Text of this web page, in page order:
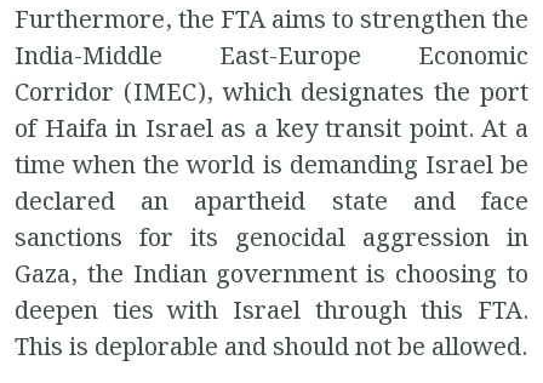
Furthermore, the FTA aims to strengthen the
India-Middle East-Europe Economic
Corridor (IMEC), which designates the port
of Haifa in Israel as a key transit point. At a
time when the world is demanding Israel be
declared an apartheid state and face
sanctions for its genocidal aggression in
Gaza, the Indian government is choosing to
deepen ties with Israel through this FTA.
This is deplorable and should not be allowed.